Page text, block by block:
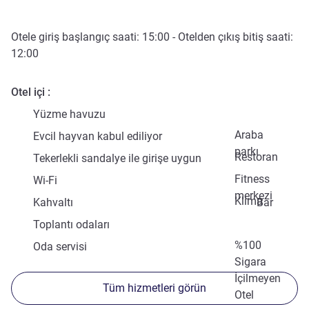
Otele giriş başlangıç saati: 15:00 - Otelden çıkış bitiş saati:
12:00
Otel içi
Yüzme havuzu
Araba
parkı
Evcil hayvan kabul ediliyor
Restoran
Tekerlekli sandalye ile girişe uygun
Fitness
merkezi
Wi-Fi
Klima
Kahvaltı
Bar
Toplantı odaları
%100
Sigara
İçilmeyen
Otel
Oda servisi
Tüm hizmetleri görün